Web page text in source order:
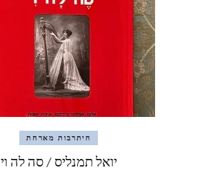
היתרבות מארחת
יואל תמנליס / סה לה וי